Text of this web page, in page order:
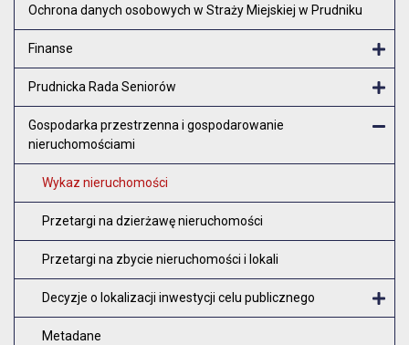
Ochrona danych osobowych w Straży Miejskiej w Prudniku
Finanse
Prudnicka Rada Seniorów
Gospodarka przestrzenna i gospodarowanie
nieruchomościami
Wykaz nieruchomości
Przetargi na dzierżawę nieruchomości
Przetargi na zbycie nieruchomości i lokali
Decyzje o lokalizacji inwestycji celu publicznego
Metadane